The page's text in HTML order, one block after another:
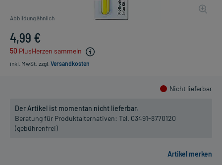
Abbildung ähnlich
4,99 €
50 PlusHerzen sammeln
inkl. MwSt. zzgl. Versandkosten
Nicht lieferbar
Der Artikel ist momentan nicht lieferbar.
Beratung für Produktalternativen: Tel. 03491-8770120
(gebührenfrei)